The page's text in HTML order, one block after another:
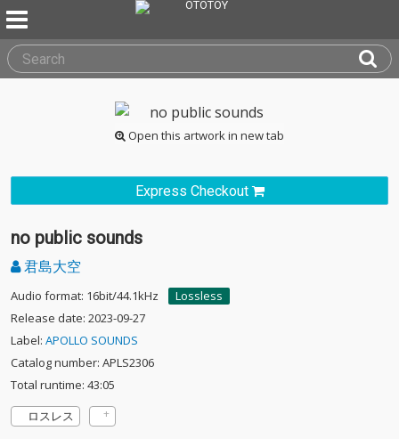
Open this artwork in new tab
Express Checkout
no public sounds
君島大空
Audio format: 16bit/44.1kHz
Lossless
Release date: 2023-09-27
Label: APOLLO SOUNDS
Catalog number: APLS2306
Total runtime: 43:05
ロスレス